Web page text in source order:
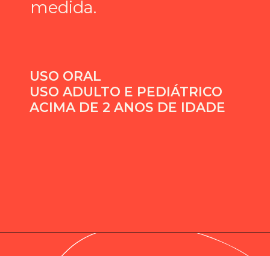
medida.
USO ORAL
USO ADULTO E PEDIÁTRICO
ACIMA DE 2 ANOS DE IDADE